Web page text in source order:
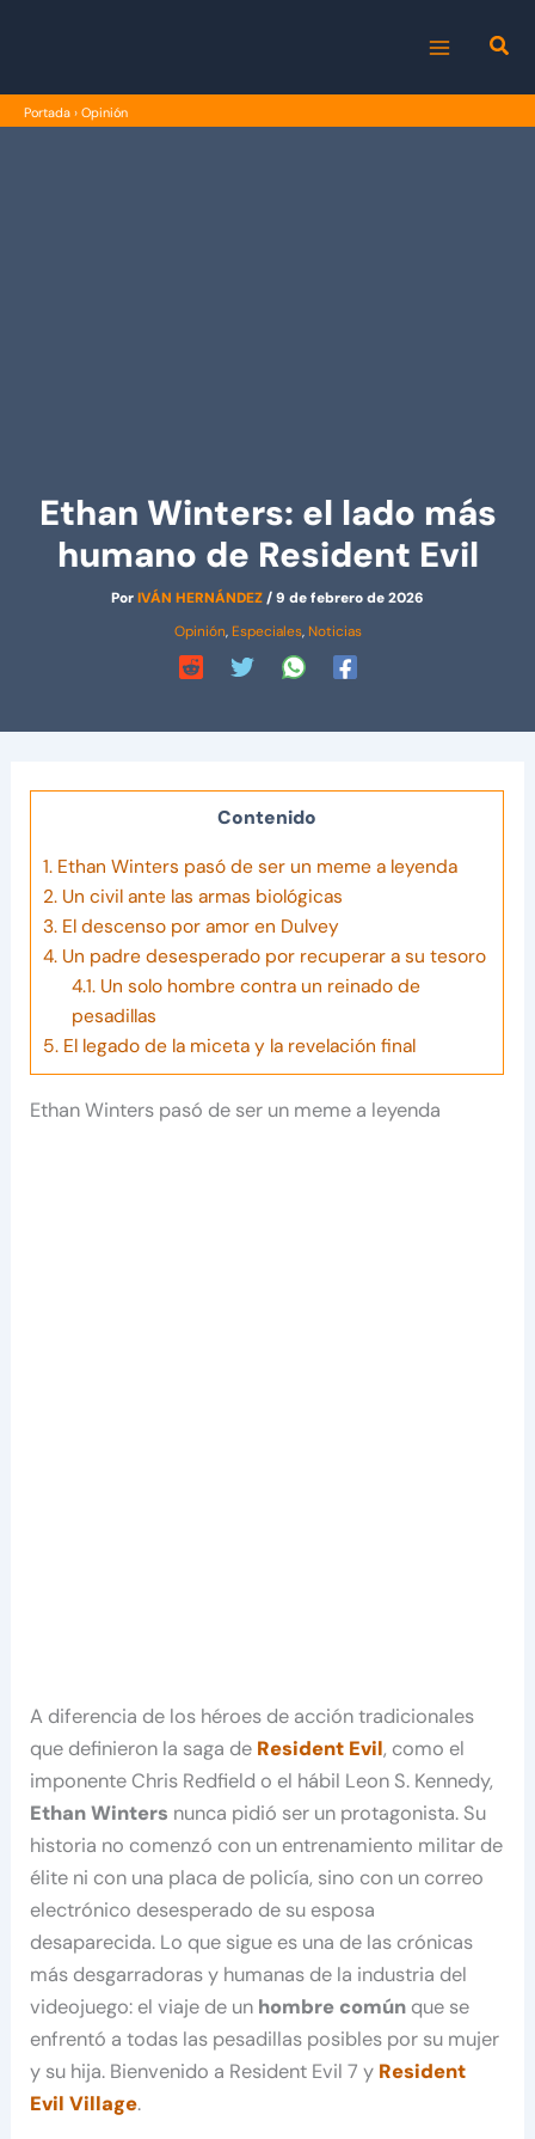
MENU
Portada › Opinión
Ethan Winters: el lado más
humano de Resident Evil
PorIVÁN HERNÁNDEZ/9 de febrero de 2026
Opinión, Especiales, Noticias
Contenido
1. Ethan Winters pasó de ser un meme a leyenda
2. Un civil ante las armas biológicas
3. El descenso por amor en Dulvey
4. Un padre desesperado por recuperar a su tesoro
4.1.Un solo hombre contra un reinado de
pesadillas
5. El legado de la miceta y la revelación final
Ethan Winters pasó de ser un meme a leyenda
A diferencia de los héroes de acción tradicionales
que definieron la saga de Resident Evil, como el
imponente Chris Redfield o el hábil Leon S. Kennedy,
Ethan Winters nunca pidió ser un protagonista. Su
historia no comenzó con un entrenamiento militar de
élite ni con una placa de policía, sino con un correo
electrónico desesperado de su esposa
desaparecida. Lo que sigue es una de las crónicas
más desgarradoras y humanas de la industria del
videojuego: el viaje de un hombre común que se
enfrentó a todas las pesadillas posibles por su mujer
y su hija. Bienvenido a Resident Evil 7 y Resident
Evil Village.